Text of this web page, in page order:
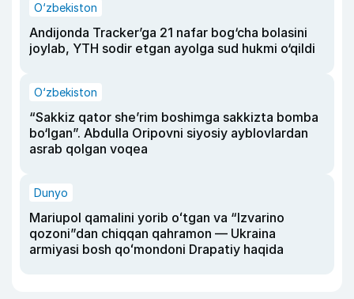
O‘zbekiston
Andijonda Tracker’ga 21 nafar bog‘cha bolasini
joylab, YTH sodir etgan ayolga sud hukmi o‘qildi
O‘zbekiston
“Sakkiz qator she’rim boshimga sakkizta bomba
bo‘lgan”. Abdulla Oripovni siyosiy ayblovlardan
asrab qolgan voqea
Dunyo
Mariupol qamalini yorib oʻtgan va “Izvarino
qozoni”dan chiqqan qahramon — Ukraina
armiyasi bosh qoʻmondoni Drapatiy haqida